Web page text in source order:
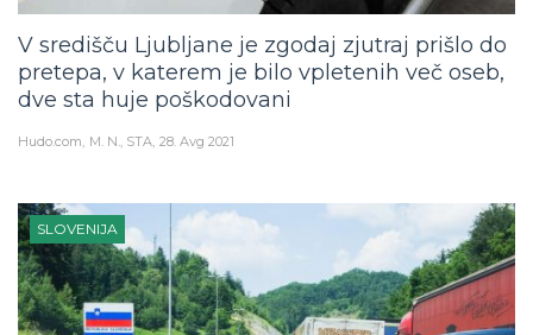
V središču Ljubljane je zgodaj zjutraj prišlo do
pretepa, v katerem je bilo vpletenih več oseb,
dve sta huje poškodovani
Hudo.com M. N., STA 28. Avg 2021
SLOVENIJA